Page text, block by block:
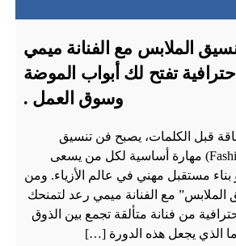
الملابس مع الفنانة ميمي
تفتح لك أبواب الموضة
وسوق العمل .
قبل الكلمات، يصبح فن تنسيق
الملابس (Fashion Styling) مهارة أساسية لكل من يسعى
مستقبل مهني في عالم الأزياء. ومن
الملابس” مع الفنانة ميمي رعد لتمنحك
من فنانة متألقة تجمع بين الذوق
ما الذي يجعل هذه الدورة […]